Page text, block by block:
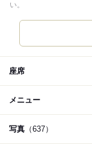
い。
座席
メニュー
写真 （637）